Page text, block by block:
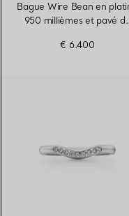
Bague Wire Bean en
950 millièmes et pavé de
€ 6.400